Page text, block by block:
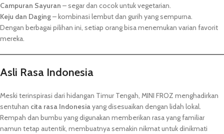
Campuran Sayuran – segar dan cocok untuk vegetarian.
Keju dan Daging– kombinasi lembut dan gurih yang sempurna.
Dengan berbagai pilihan ini, setiap orang bisa menemukan varian favorit
mereka.
Asli Rasa Indonesia
Meski terinspirasi dari hidangan Timur Tengah, MINI FROZ menghadirkan
sentuhan cita rasa Indonesiayang disesuaikan dengan lidah lokal.
Rempah dan bumbu yang digunakan memberikan rasa yang familiar
namun tetap autentik, membuatnya semakin nikmat untuk dinikmati